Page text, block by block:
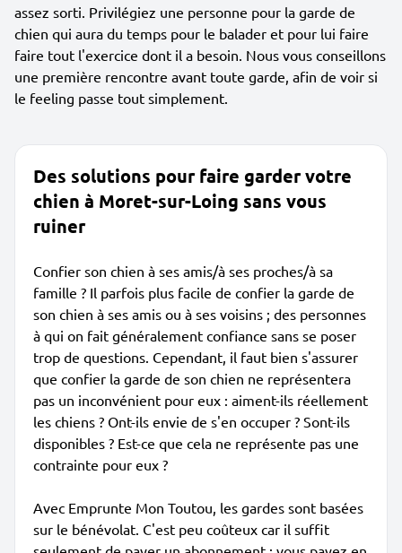
assez sorti. Privilégiez une personne pour la garde de
chien qui aura du temps pour le balader et pour lui faire
faire tout l'exercice dont il a besoin. Nous vous conseillons
une première rencontre avant toute garde, afin de voir si
le feeling passe tout simplement.
Des solutions pour faire garder votre
chien à Moret-sur-Loing sans vous
ruiner
Confier son chien à ses amis/à ses proches/à sa
famille ? Il parfois plus facile de confier la garde de
son chien à ses amis ou à ses voisins ; des personnes
à qui on fait généralement confiance sans se poser
trop de questions. Cependant, il faut bien s'assurer
que confier la garde de son chien ne représentera
pas un inconvénient pour eux : aiment-ils réellement
les chiens ? Ont-ils envie de s'en occuper ? Sont-ils
disponibles ? Est-ce que cela ne représente pas une
contrainte pour eux ?
Avec Emprunte Mon Toutou, les gardes sont basées
sur le bénévolat. C'est peu coûteux car il suffit